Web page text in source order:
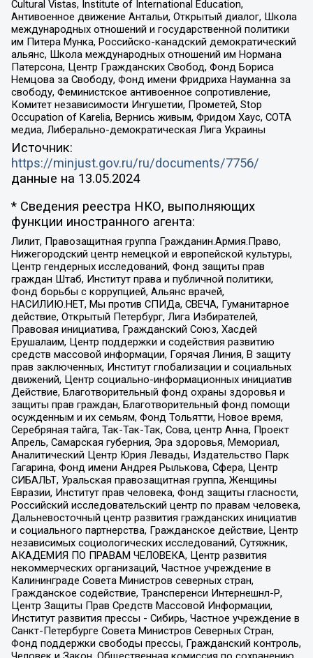
Cultural Vistas, Institute of International Education,
Антивоенное движение Антальи, Открытый диалог, Школа
международных отношений и государственной политики
им Питера Мунка, Российско-канадский демократический
альянс, Школа международных отношений им Нормана
Патерсона, Центр Гражданских Свобод, Фонд Бориса
Немцова за Свободу, Фонд имени Фридриха Науманна за
свободу, Феминистское антивоенное сопротивление,
Комитет независимости Ингушетии, Прометей, Stop
Occupation of Karelia, Вернись живым, Фридом Хаус, СОТА
медиа, Либерально-демократическая Лига Украины
Источник:
https://minjust.gov.ru/ru/documents/7756/
данные на 13.05.2024
* Сведения реестра НКО, выполняющих
функции иностранного агента:
Лилит, Правозащитная группа Гражданин.Армия.Право,
Нижегородский центр немецкой и европейской культуры,
Центр гендерных исследований, Фонд защиты прав
граждан Штаб, Институт права и публичной политики,
Фонд борьбы с коррупцией, Альянс врачей,
НАСИЛИЮ.НЕТ, Мы против СПИДа, СВЕЧА, Гуманитарное
действие, Открытый Петербург, Лига Избирателей,
Правовая инициатива, Гражданский Союз, Хасдей
Ерушалаим, Центр поддержки и содействия развитию
средств массовой информации, Горячая Линия, В защиту
прав заключенных, Институт глобализации и социальных
движений, Центр социально-информационных инициатив
Действие, Благотворительный фонд охраны здоровья и
защиты прав граждан, Благотворительный фонд помощи
осужденным и их семьям, Фонд Тольятти, Новое время,
Серебряная тайга, Так-Так-Так, Сова, центр Анна, Проект
Апрель, Самарская губерния, Эра здоровья, Мемориал,
Аналитический Центр Юрия Левады, Издательство Парк
Гагарина, Фонд имени Андрея Рылькова, Сфера, Центр
СИБАЛЬТ, Уральская правозащитная группа, Женщины
Евразии, Институт прав человека, Фонд защиты гласности,
Российский исследовательский центр по правам человека,
Дальневосточный центр развития гражданских инициатив
и социального партнерства, Гражданское действие, Центр
независимых социологических исследований, Сутяжник,
АКАДЕМИЯ ПО ПРАВАМ ЧЕЛОВЕКА, Центр развития
некоммерческих организаций, Частное учреждение в
Калининграде Совета Министров северных стран,
Гражданское содействие, Трансперенси Интернешнл-Р,
Центр Защиты Прав Средств Массовой Информации,
Институт развития прессы - Сибирь, Частное учреждение в
Санкт-Петербурге Совета Министров Северных Стран,
Фонд поддержки свободы прессы, Гражданский контроль,